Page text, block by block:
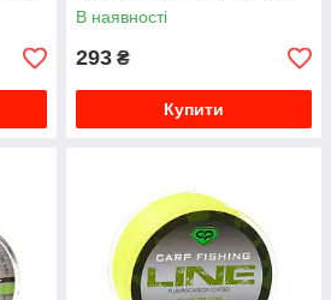
В наявності
293 ₴
Купити